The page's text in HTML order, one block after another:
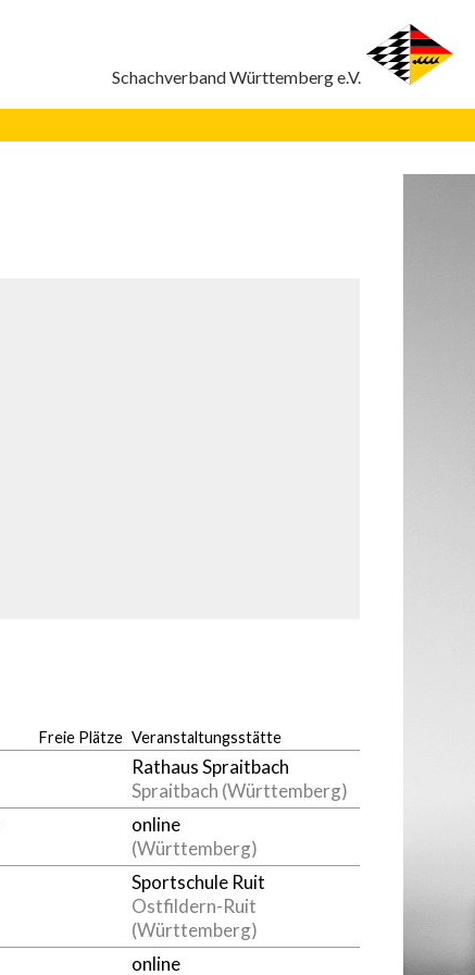
Freie Plätze Veranstaltungsstätte
Rathaus Spraitbach
Spraitbach (Württemberg)
online
(Württemberg)
Sportschule Ruit
Ostfildern-Ruit
(Württemberg)
online